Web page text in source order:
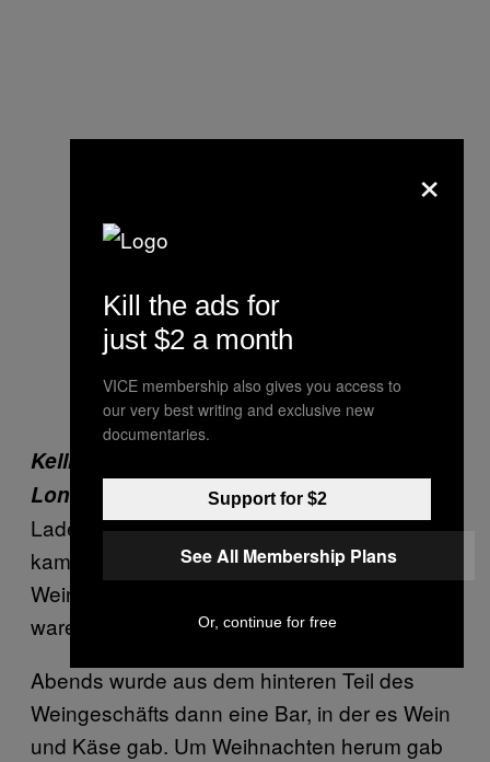
Kellnerin in einem Weingeschäft/-bar in
London
Tagsüber während des
Ladenbetriebs war es ziemlich ruhig, es
kamen ein paar vornehme Paare, die einen
Wein für ihre Dinner Party suchten, aber alle
waren immer nett.
Abends wurde aus dem hinteren Teil des
Weingeschäfts dann eine Bar, in der es Wein
und Käse gab. Um Weihnachten herum gab
×
Kill the ads for
just $2 a month
VICE membership also gives you access to
our very best writing and exclusive new
documentaries.
Support for $2
See All Membership Plans
Or, continue for free